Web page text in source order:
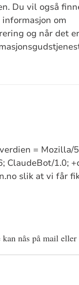
Du vil også
om
og når det
= Mozilla/
ClaudeBot/1.0;
slik at vi får
nås på mail